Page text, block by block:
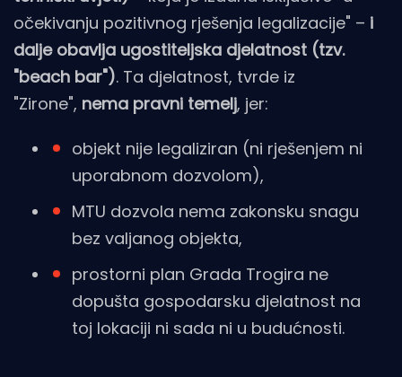
očekivanju pozitivnog rješenja legalizacije" – i
dalje obavlja ugostiteljska djelatnost (tzv.
"beach bar"). Ta djelatnost, tvrde iz
"Zirone", nema pravni temelj, jer:
objekt nije legaliziran (ni rješenjem ni
uporabnom dozvolom),
MTU dozvola nema zakonsku snagu
bez valjanog objekta,
prostorni plan Grada Trogira ne
dopušta gospodarsku djelatnost na
toj lokaciji ni sada ni u budućnosti.